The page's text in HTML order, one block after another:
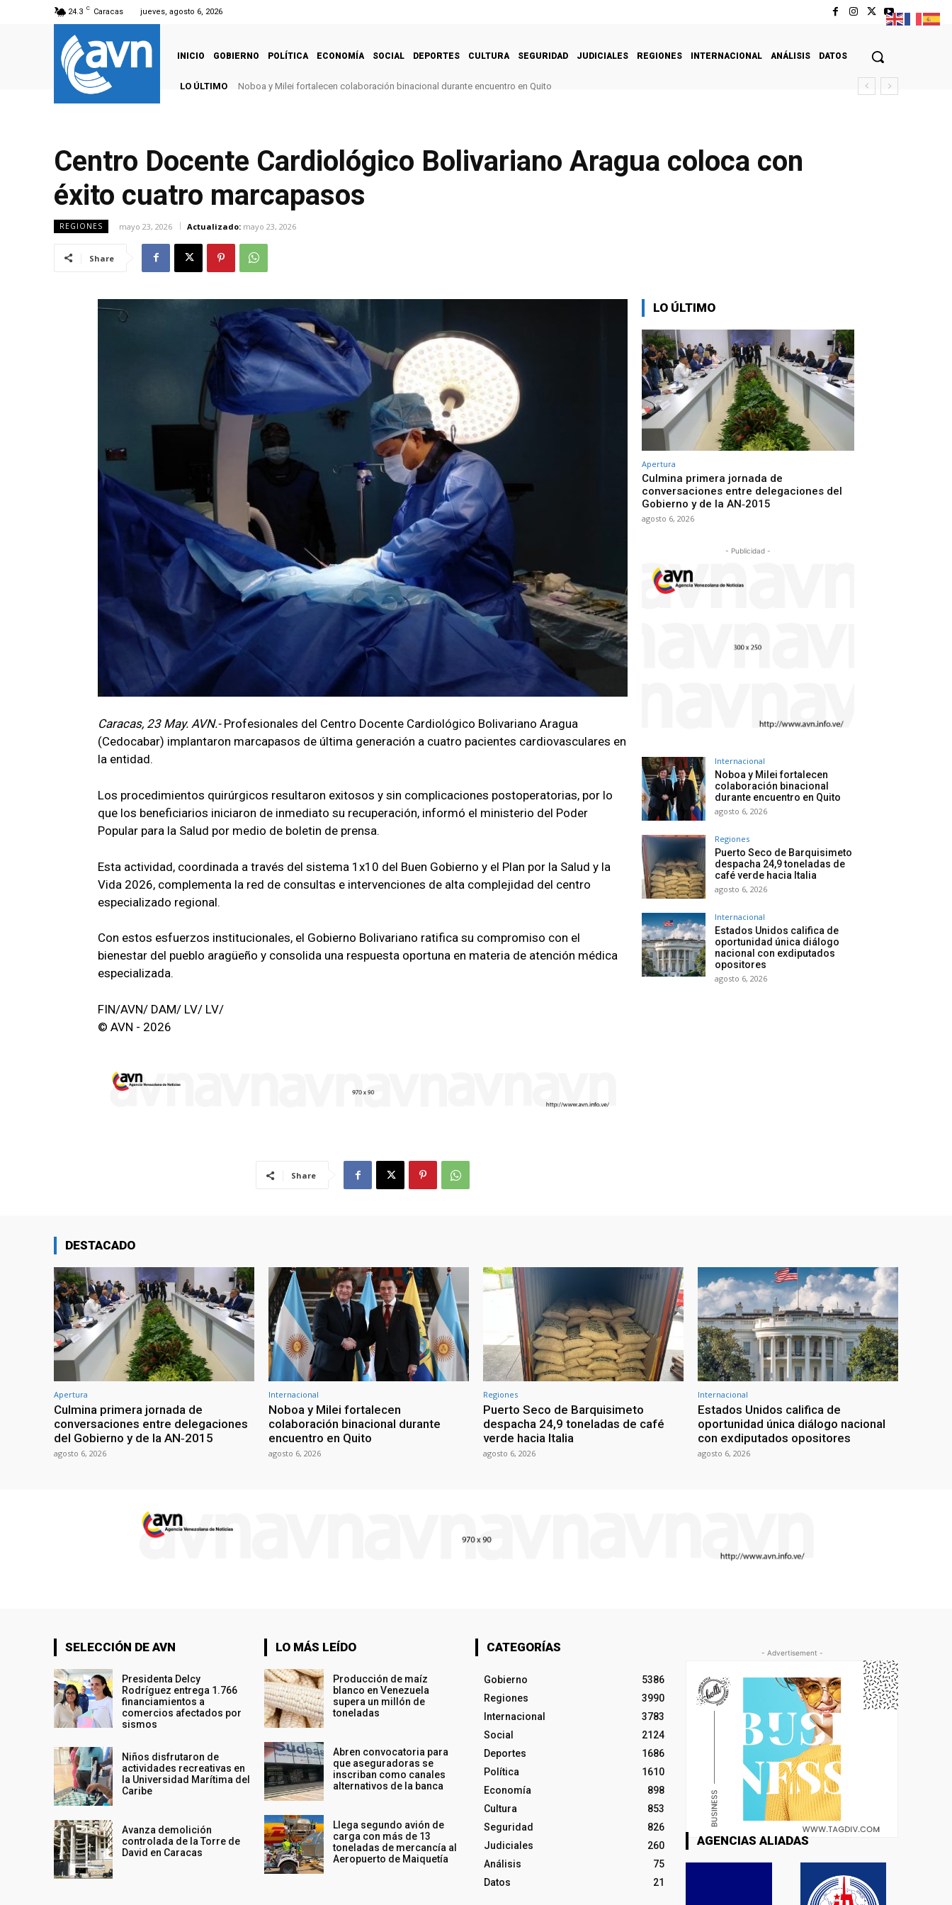
24.3 C Caracas jueves, agosto 6, 2026
INICIO GOBIERNO POLÍTICA ECONOMÍA SOCIAL DEPORTES CULTURA SEGURIDAD JUDICIALES REGIONES INTERNACIONAL ANÁLISIS DATOS
LO ÚLTIMO Noboa y Milei fortalecen colaboración binacional durante encuentro en Quito
Centro Docente Cardiológico Bolivariano Aragua coloca con
éxito cuatro marcapasos
REGIONES mayo 23, 2026 Actualizado: mayo 23, 2026
Share
Caracas, 23 May. AVN.- Profesionales del Centro Docente Cardiológico Bolivariano Aragua
(Cedocabar) implantaron marcapasos de última generación a cuatro pacientes cardiovasculares en
la entidad.
Los procedimientos quirúrgicos resultaron exitosos y sin complicaciones postoperatorias, por lo
que los beneficiarios iniciaron de inmediato su recuperación, informó el ministerio del Poder
Popular para la Salud por medio de boletin de prensa.
Esta actividad, coordinada a través del sistema 1x10 del Buen Gobierno y el Plan por la Salud y la
Vida 2026, complementa la red de consultas e intervenciones de alta complejidad del centro
especializado regional.
Con estos esfuerzos institucionales, el Gobierno Bolivariano ratifica su compromiso con el
bienestar del pueblo aragüeño y consolida una respuesta oportuna en materia de atención médica
especializada.
FIN/AVN/ DAM/ LV/ LV/
© AVN - 2026
Share
LO ÚLTIMO
Apertura
Culmina primera jornada de
conversaciones entre delegaciones del
Gobierno y de la AN‑2015
agosto 6, 2026
- Publicidad -
Internacional
Noboa y Milei fortalecen
colaboración binacional
durante encuentro en Quito
agosto 6, 2026
Regiones
Puerto Seco de Barquisimeto
despacha 24,9 toneladas de
café verde hacia Italia
agosto 6, 2026
Internacional
Estados Unidos califica de
oportunidad única diálogo
nacional con exdiputados
opositores
agosto 6, 2026
DESTACADO
Apertura
Culmina primera jornada de
conversaciones entre delegaciones
del Gobierno y de la AN‑2015
agosto 6, 2026
Internacional
Noboa y Milei fortalecen
colaboración binacional durante
encuentro en Quito
agosto 6, 2026
Regiones
Puerto Seco de Barquisimeto
despacha 24,9 toneladas de café
verde hacia Italia
agosto 6, 2026
Internacional
Estados Unidos califica de
oportunidad única diálogo nacional
con exdiputados opositores
agosto 6, 2026
SELECCIÓN DE AVN
Presidenta Delcy
Rodríguez entrega 1.766
financiamientos a
comercios afectados por
sismos
Niños disfrutaron de
actividades recreativas en
la Universidad Marítima del
Caribe
Avanza demolición
controlada de la Torre de
David en Caracas
LO MÁS LEÍDO
Producción de maíz
blanco en Venezuela
supera un millón de
toneladas
Abren convocatoria para
que aseguradoras se
inscriban como canales
alternativos de la banca
Llega segundo avión de
carga con más de 13
toneladas de mercancía al
Aeropuerto de Maiquetía
CATEGORÍAS
Gobierno
5386
Regiones
3990
Internacional
3783
Social
2124
Deportes
1686
Política
1610
Economía
898
Cultura
853
Seguridad
826
Judiciales
260
Análisis
75
Datos
21
- Advertisement -
AGENCIAS ALIADAS